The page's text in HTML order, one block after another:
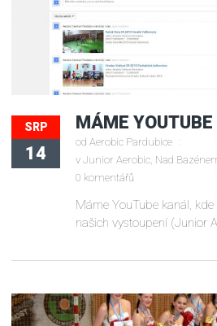
SRP
14
MÁME
od Aerobic Pardubice
v Junior Aerobic, Nad
0 komentářů
Máme YouTube kanál,
našich vystoupení (Junior